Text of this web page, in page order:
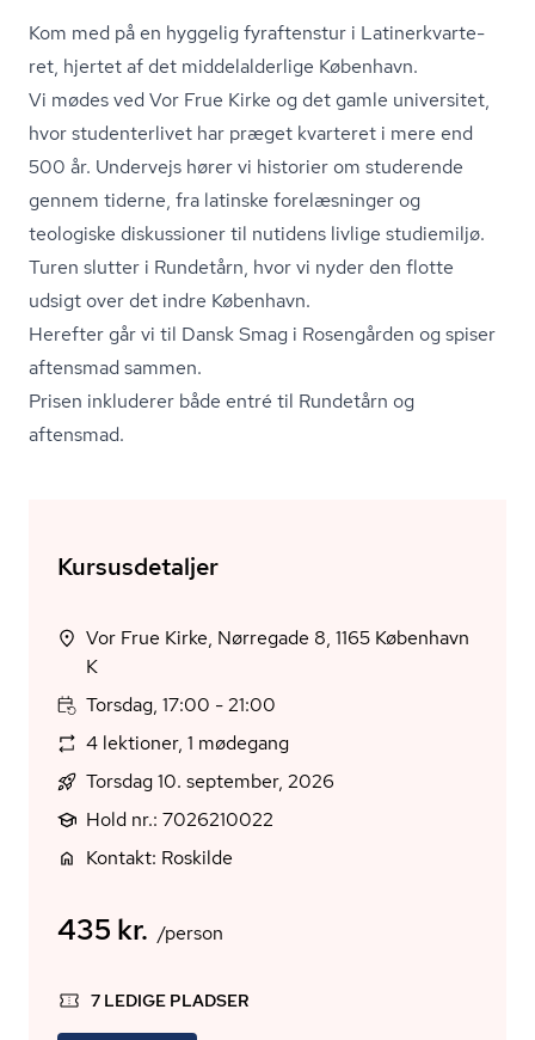
Kom med på en hyggelig fyraftenstur i Lat­i­n­er­kvar­te­
ret, hjertet af det mid­delal­der­li­ge København.
Vi mødes ved Vor Frue Kirke og det gamle universitet,
hvor studenterlivet har præget kvarteret i mere end
500 år. Undervejs hører vi historier om studerende
gennem tiderne, fra latinske forelæsninger og
teologiske diskussioner til nutidens livlige studiemiljø.
Turen slutter i Rundetårn, hvor vi nyder den flotte
udsigt over det indre København.
Herefter går vi til Dansk Smag i Rosengården og spiser
aftensmad sammen.
Prisen inkluderer både entré til Rundetårn og
aftensmad.
Kursusdetaljer
Vor Frue Kirke, Nørregade 8, 1165 København
K
Torsdag, 17:00 - 21:00
4 lektioner, 1 mødegang
Torsdag 10. september, 2026
Hold nr.: 7026210022
Kontakt: Roskilde
435 kr. /person
7 LEDIGE PLADSER